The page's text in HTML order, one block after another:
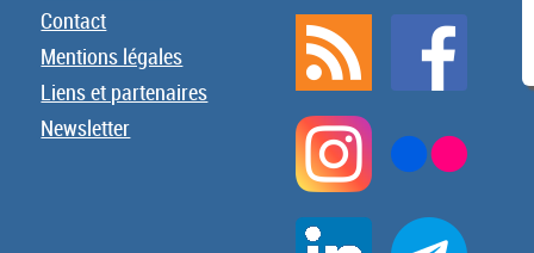
Contact
Mentions légales
Liens et partenaires
Newsletter